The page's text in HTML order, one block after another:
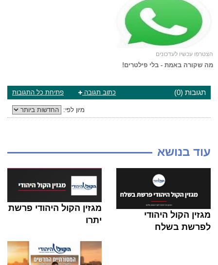
הצטרפו עכשיו לעדכונים
מה שקורה באמת - בלי פילטרים!
תגובות (0) פתיחת כל התגובות כתוב תגובה
מיון לפי:
עוד בנושא
מגזין הקול היהודי
לפרשת בשלח
מגזין הקול היהודי פרשת
יתרו